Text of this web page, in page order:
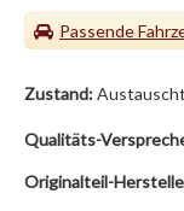
Passende
Zustand:
Qualitäts-
Originalteil-